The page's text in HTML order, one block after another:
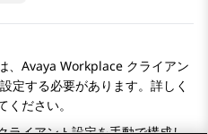
Avaya Workplace クライアン
定する必要があります。詳しく
ください。